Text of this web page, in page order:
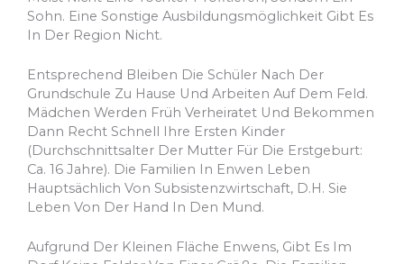
Sohn. Eine Sonstige Ausbildungsmöglichkeit Gibt Es
In Der Region Nicht.
Entsprechend Bleiben Die Schüler Nach Der
Grundschule Zu Hause Und Arbeiten Auf Dem Feld.
Mädchen Werden Früh Verheiratet Und Bekommen
Dann Recht Schnell Ihre Ersten Kinder
(Durchschnittsalter Der Mutter Für Die Erstgeburt:
Ca. 16 Jahre). Die Familien In Enwen Leben
Hauptsächlich Von Subsistenzwirtschaft, D.h. Sie
Leben Von Der Hand In Den Mund.
Aufgrund Der Kleinen Fläche Enwens, Gibt Es Im